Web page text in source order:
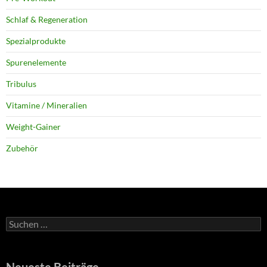
Schlaf & Regeneration
Spezialprodukte
Spurenelemente
Tribulus
Vitamine / Mineralien
Weight-Gainer
Zubehör
Suchen
nach: